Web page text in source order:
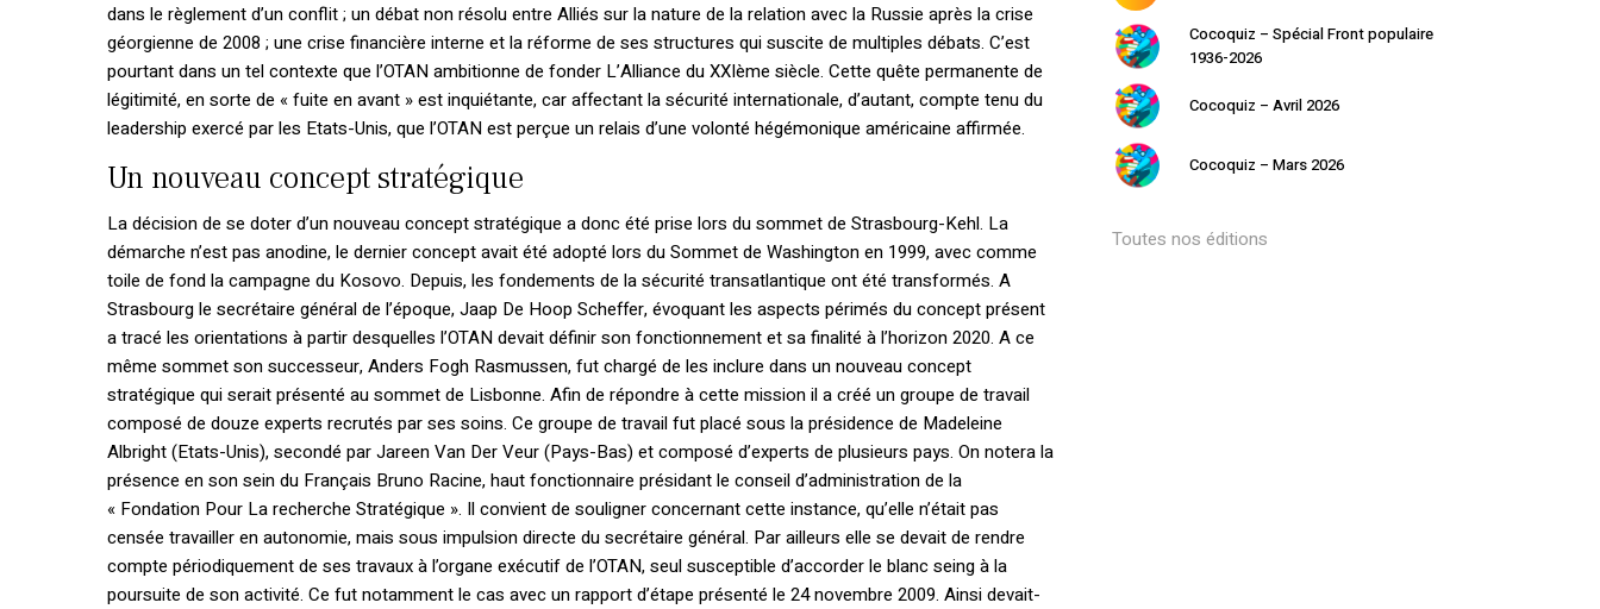
dans le règlement d’un conflit ; un débat non résolu entre Alliés sur la nature de la relation avec la Russie après la crise
géorgienne de 2008 ; une crise financière interne et la réforme de ses structures qui suscite de multiples débats. C’est
pourtant dans un tel contexte que l’OTAN ambitionne de fonder L’Alliance du XXIème siècle. Cette quête permanente de
légitimité, en sorte de « fuite en avant » est inquiétante, car affectant la sécurité internationale, d’autant, compte tenu du
leadership exercé par les Etats-Unis, que l’OTAN est perçue un relais d’une volonté hégémonique américaine affirmée.
Un nouveau concept stratégique
La décision de se doter d’un nouveau concept stratégique a donc été prise lors du sommet de Strasbourg-Kehl. La
démarche n’est pas anodine, le dernier concept avait été adopté lors du Sommet de Washington en 1999, avec comme
toile de fond la campagne du Kosovo. Depuis, les fondements de la sécurité transatlantique ont été transformés. A
Strasbourg le secrétaire général de l’époque, Jaap De Hoop Scheffer, évoquant les aspects périmés du concept présent
a tracé les orientations à partir desquelles l’OTAN devait définir son fonctionnement et sa finalité à l’horizon 2020. A ce
même sommet son successeur, Anders Fogh Rasmussen, fut chargé de les inclure dans un nouveau concept
stratégique qui serait présenté au sommet de Lisbonne. Afin de répondre à cette mission il a créé un groupe de travail
composé de douze experts recrutés par ses soins. Ce groupe de travail fut placé sous la présidence de Madeleine
Albright (Etats-Unis), secondé par Jareen Van Der Veur (Pays-Bas) et composé d’experts de plusieurs pays. On notera la
présence en son sein du Français Bruno Racine, haut fonctionnaire présidant le conseil d’administration de la
« Fondation Pour La recherche Stratégique ». Il convient de souligner concernant cette instance, qu’elle n’était pas
censée travailler en autonomie, mais sous impulsion directe du secrétaire général. Par ailleurs elle se devait de rendre
compte périodiquement de ses travaux à l’organe exécutif de l’OTAN, seul susceptible d’accorder le blanc seing à la
poursuite de son activité. Ce fut notamment le cas avec un rapport d’étape présenté le 24 novembre 2009. Ainsi devait-
Cocoquiz – Spécial Front populaire
1936-2026
Cocoquiz – Avril 2026
Cocoquiz – Mars 2026
Toutes nos éditions